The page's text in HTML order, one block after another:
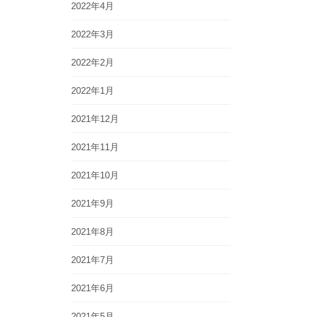
2022年4月
2022年3月
2022年2月
2022年1月
2021年12月
2021年11月
2021年10月
2021年9月
2021年8月
2021年7月
2021年6月